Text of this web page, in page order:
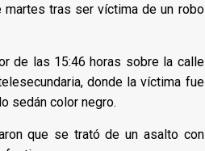
tras ser víctima de un robo
de las 15:46 horas sobre la calle
donde la víctima fue
sedán color negro.
que se trató de un asalto con